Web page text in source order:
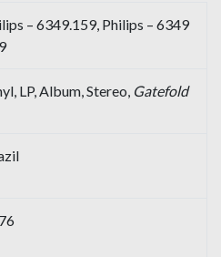
– 6349.159, Philips – 6349
LP, Album, Stereo, Gatefold